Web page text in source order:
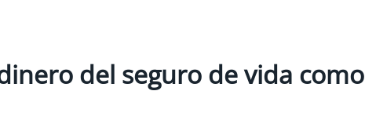
del seguro de vida como